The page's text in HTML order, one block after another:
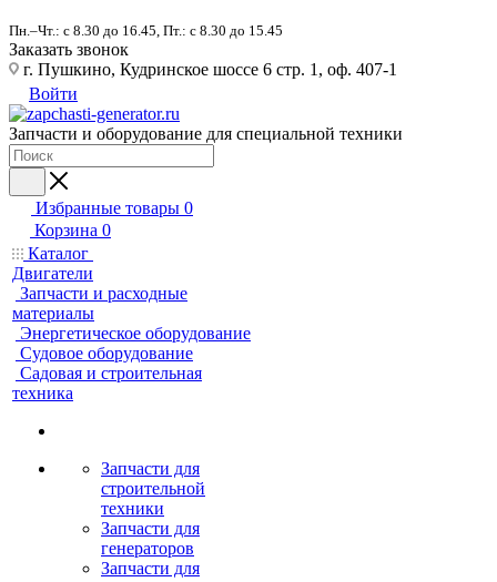
Пн.–Чт.: с 8.30 до 16.45, Пт.: с 8.30 до 15.45
Заказать звонок
г. Пушкино, Кудринское шоссе 6 стр. 1, оф. 407-1
Войти
Запчасти и оборудование для специальной техники
Избранные товары 0
Корзина 0
Каталог
Двигатели
Запчасти и расходные
материалы
Энергетическое оборудование
Судовое оборудование
Садовая и строительная
техника
Запчасти для
строительной
техники
Запчасти для
генераторов
Запчасти для